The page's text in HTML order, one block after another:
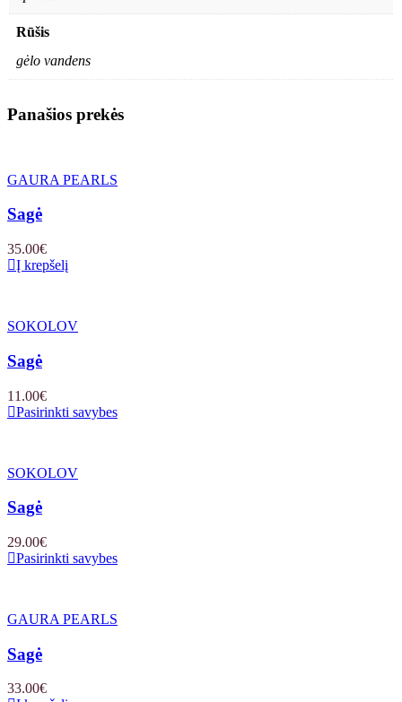
Rūšis
gėlo vandens
Panašios prekės
GAURA PEARLS
Sagė
35.00€
Į krepšelį
SOKOLOV
Sagė
11.00€
Pasirinkti savybes
SOKOLOV
Sagė
29.00€
Pasirinkti savybes
GAURA PEARLS
Sagė
33.00€